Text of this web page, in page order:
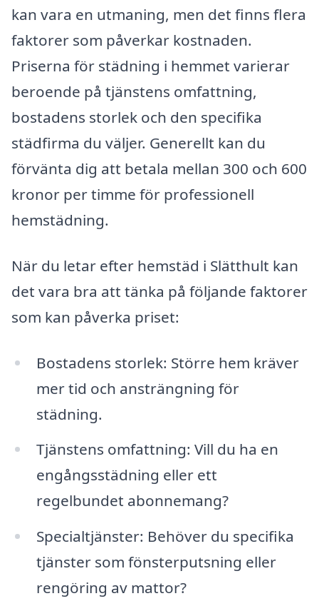
kan vara en utmaning, men det finns flera
faktorer som påverkar kostnaden.
Priserna för städning i hemmet varierar
beroende på tjänstens omfattning,
bostadens storlek och den specifika
städfirma du väljer. Generellt kan du
förvänta dig att betala mellan 300 och 600
kronor per timme för professionell
hemstädning.
När du letar efter hemstäd i Slätthult kan
det vara bra att tänka på följande faktorer
som kan påverka priset:
Bostadens storlek: Större hem kräver
mer tid och ansträngning för
städning.
Tjänstens omfattning: Vill du ha en
engångsstädning eller ett
regelbundet abonnemang?
Specialtjänster: Behöver du specifika
tjänster som fönsterputsning eller
rengöring av mattor?